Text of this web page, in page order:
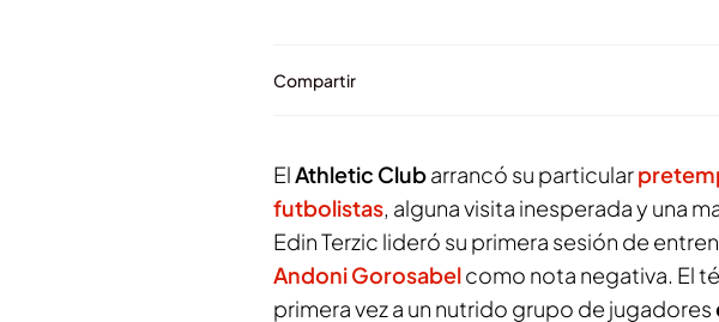
Compartir
ElAthletic Clubarrancó su particular
futbolistas, alguna visita inesperada y una
Edin Terzic lideró su primera sesión de
Andoni Gorosabelcomo nota negativa. El
primera vez a un nutrido grupo de jugadores